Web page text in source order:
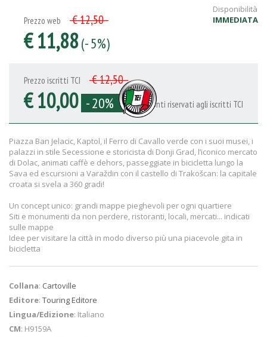
Disponibilità
IMMEDIATA
Prezzo web € 12,50
€ 11,88(- 5%)
Prezzo iscritti TCI € 12,50
€ 10,00 - 20% Sconti riservati agli iscritti TCI
Piazza Ban Jelacic, Kaptol, il Ferro di Cavallo verde con i suoi musei, i
palazzi in stile Secessione e storicista di Donji Grad, l’iconico mercato
di Dolac, animati caffè e dehors, passeggiate in bicicletta lungo la
Sava ed escursioni a Varaždin con il castello di Trakošcan: la capitale
croata si svela a 360 gradi!
Un concept unico: grandi mappe pieghevoli per ogni quartiere
Siti e monumenti da non perdere, ristoranti, locali, mercati... indicati
sulle mappe
Idee per visitare la città in modo diverso più una piacevole gita in
bicicletta
Collana: Cartoville
Editore: Touring Editore
Lingua/Edizione: Italiano
CM: H9159A